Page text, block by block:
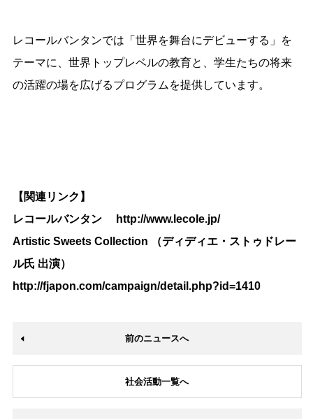
レコールバンタンでは「世界を舞台にデビューする」を
テーマに、世界トップレベルの教育と、学生たちの将来
の活躍の場を広げるプログラムを提供しています。
【関連リンク】
レコールバンタン
http://www.lecole.jp/
Artistic Sweets Collection （ディディエ・ストゥドレー
ル氏 出演）
http://fjapon.com/campaign/detail.php?id=1410
前のニュースへ
社会活動一覧へ